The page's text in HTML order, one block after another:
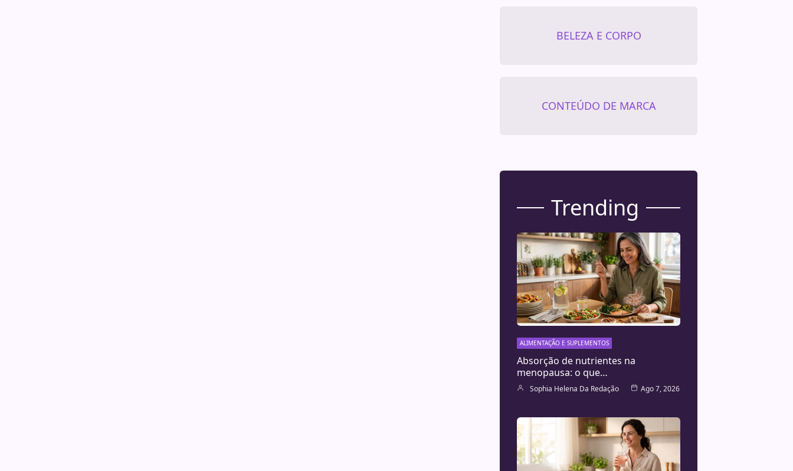
BELEZA E CORPO
CONTEÚDO DE MARCA
Trending
ALIMENTAÇÃO E SUPLEMENTOS
Absorção de nutrientes na
menopausa: o que…
Sophia Helena Da Redação Ago 7, 2026